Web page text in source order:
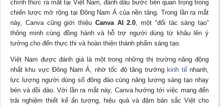
chính thức ra mắt tại Việt Nam, đánh dấu bước tiến quan trọng trong
chiến lược mở rộng tại Đông Nam Á của nền tảng. Trong lần ra mắt
này, Canva cũng giới thiệu Canva AI 2.0, một “đối tác sáng tạo”
thông minh cùng đồng hành và hỗ trợ người dùng từ khâu lên ý
tưởng cho đến thực thi và hoàn thiện thành phẩm sáng tạo.
Việt Nam được đánh giá là một trong những thị trường năng động
nhất khu vực Đông Nam Á, nhờ tốc độ tăng trưởng kinh tếnhanh,
lực lượng người dùng số đông đảo cùng năng lượng sáng tạo nhạy
bén và dồi dào. Với lần ra mắt này, Canva hướng tới việc mang đến
trải nghiệm thiết kế ấn tượng, hiệu quả và đậm bản sắc Việt cho